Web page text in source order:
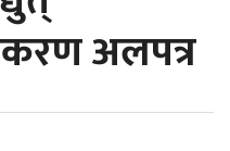
अलपत्र